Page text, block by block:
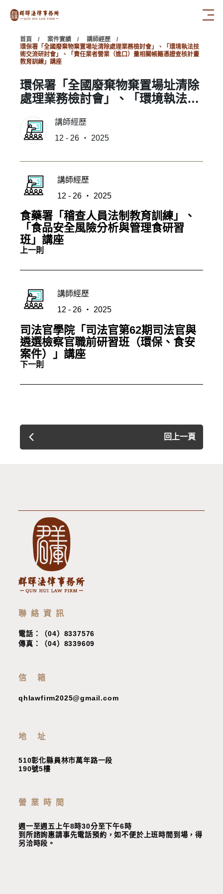
首頁 案件實績
講師經歷
環保署「全國廢棄物棄置場址清除處理業務檢討會」、「環境執法技
術交流研討會」、「責任業者營業（進口）量相關帳籍憑證查核計畫
教育訓練」講座
講師經歷
12 - 26 ‧ 2025
食藥署「稽查人員法制教育訓練」、
「食品安全風險分析與管理食研習
班」講座
上一則
講師經歷
12 - 26 ‧ 2025
司法官學院「司法官第62期司法官與
遴選檢察官職前研習班（環保、食安
案件）」講座
下一則
回上一頁
環保署「全國廢棄物棄置場址清除
處理業務檢討會」、「環境執法技
（進口）量相關帳籍憑證查核計畫
教育訓練」講座
講師經歷
12 - 26 ‧ 2025
聯絡資訊
電話：（04）8337576
傳真：（04）8339609
信 箱
qhlawfirm2025@gmail.com
地 址
510彰化縣員林市萬年路一段
190號5樓
營業時間
週一至週五上午8時30分至下午6時
到所諮詢惠請事先電話預約，如不便於上班時間到場，得
另洽時段 。